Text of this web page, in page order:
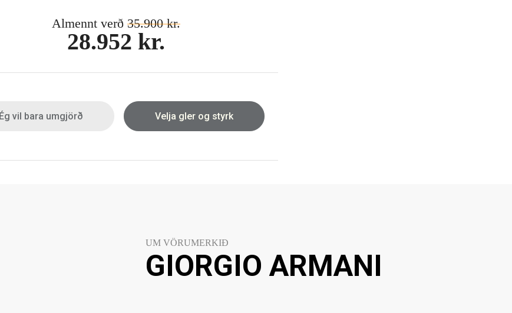
Almennt verð 35.900 kr.
28.952 kr.
Ég vil bara umgjörð Velja gler og styrk
UM VÖRUMERKIÐ
GIORGIO ARMANI